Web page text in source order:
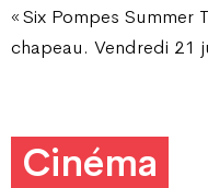
« Six Pompes Summer
chapeau. Vendredi 21
Cinéma